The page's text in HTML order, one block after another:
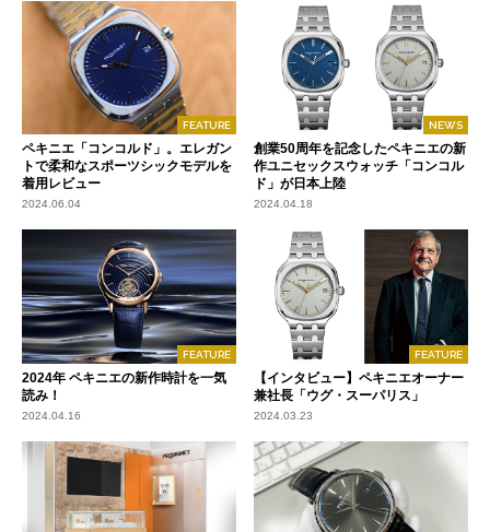
FEATURE
ペキニエ「コンコルド」。エレガン
トで柔和なスポーツシックモデルを
着用レビュー
2024.06.04
NEWS
創業50周年を記念したペキニエの新
作ユニセックスウォッチ「コンコル
ド」が日本上陸
2024.04.18
FEATURE
2024年 ペキニエの新作時計を一気
読み！
2024.04.16
FEATURE
【インタビュー】ペキニエオーナー
兼社長「ウグ・スーパリス」
2024.03.23